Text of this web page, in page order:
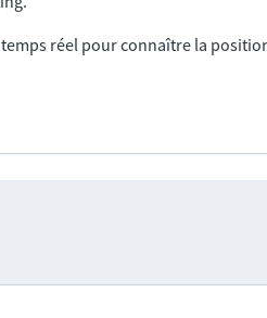
réel pour connaître la